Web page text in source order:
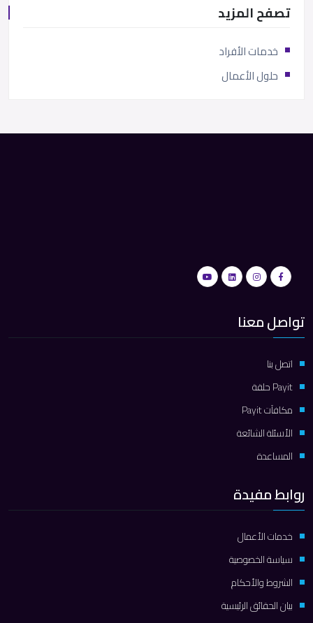
تصفح المزيد
خدمات الأفراد
حلول الأعمال
تواصل معنا
اتصل بنا
Payit حلقة
مكافآت Payit
الأسئلة الشائعة
المساعدة
روابط مفيدة
خدمات الأعمال
سياسة الخصوصية
الشروط والأحكام
بيان الحقائق الرئيسية